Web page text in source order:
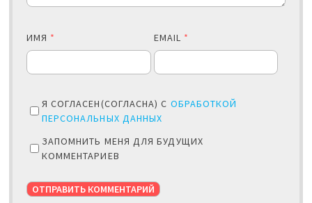
ИМЯ * EMAIL *
Я СОГЛАСЕН(СОГЛАСНА) С ОБРАБОТКОЙ
ПЕРСОНАЛЬНЫХ ДАННЫХ
ЗАПОМНИТЬ МЕНЯ ДЛЯ БУДУЩИХ
КОММЕНТАРИЕВ